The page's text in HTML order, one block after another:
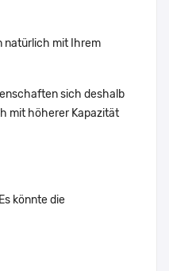
natürlich mit Ihrem
sich deshalb
mit höherer Kapazität
könnte die